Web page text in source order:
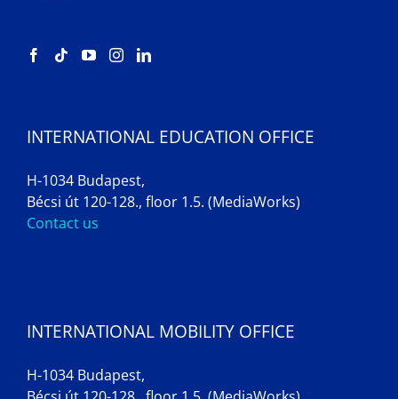
INTERNATIONAL EDUCATION OFFICE
H-1034 Budapest,
Bécsi út 120-128., floor 1.5. (MediaWorks)
Contact us
INTERNATIONAL MOBILITY OFFICE
H-1034 Budapest,